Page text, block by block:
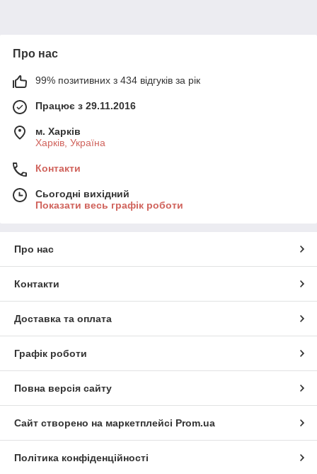
Про нас
99% позитивних з 434 відгуків за рік
Працює з 29.11.2016
м. Харків
Харків, Україна
Контакти
Сьогодні вихідний
Показати весь графік роботи
Про нас
Контакти
Доставка та оплата
Графік роботи
Повна версія сайту
Сайт створено на маркетплейсі Prom.ua
Політика конфіденційності